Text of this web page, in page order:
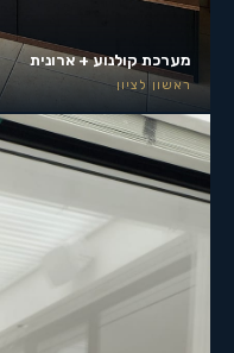
מערכת קולנוע + ארונית
ראשון לציון